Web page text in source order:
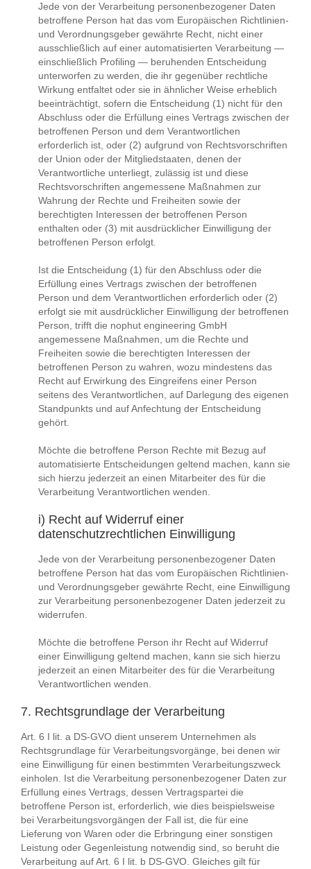
Jede von der Verarbeitung personenbezogener Daten
betroffene Person hat das vom Europäischen Richtlinien-
und Verordnungsgeber gewährte Recht, nicht einer
ausschließlich auf einer automatisierten Verarbeitung —
einschließlich Profiling — beruhenden Entscheidung
unterworfen zu werden, die ihr gegenüber rechtliche
Wirkung entfaltet oder sie in ähnlicher Weise erheblich
beeinträchtigt, sofern die Entscheidung (1) nicht für den
Abschluss oder die Erfüllung eines Vertrags zwischen der
betroffenen Person und dem Verantwortlichen
erforderlich ist, oder (2) aufgrund von Rechtsvorschriften
der Union oder der Mitgliedstaaten, denen der
Verantwortliche unterliegt, zulässig ist und diese
Rechtsvorschriften angemessene Maßnahmen zur
Wahrung der Rechte und Freiheiten sowie der
berechtigten Interessen der betroffenen Person
enthalten oder (3) mit ausdrücklicher Einwilligung der
betroffenen Person erfolgt.
Ist die Entscheidung (1) für den Abschluss oder die
Erfüllung eines Vertrags zwischen der betroffenen
Person und dem Verantwortlichen erforderlich oder (2)
erfolgt sie mit ausdrücklicher Einwilligung der betroffenen
Person, trifft die nophut engineering GmbH
angemessene Maßnahmen, um die Rechte und
Freiheiten sowie die berechtigten Interessen der
betroffenen Person zu wahren, wozu mindestens das
Recht auf Erwirkung des Eingreifens einer Person
seitens des Verantwortlichen, auf Darlegung des eigenen
Standpunkts und auf Anfechtung der Entscheidung
gehört.
Möchte die betroffene Person Rechte mit Bezug auf
automatisierte Entscheidungen geltend machen, kann sie
sich hierzu jederzeit an einen Mitarbeiter des für die
Verarbeitung Verantwortlichen wenden.
i) Recht auf Widerruf einer
datenschutzrechtlichen Einwilligung
Jede von der Verarbeitung personenbezogener Daten
betroffene Person hat das vom Europäischen Richtlinien-
und Verordnungsgeber gewährte Recht, eine Einwilligung
zur Verarbeitung personenbezogener Daten jederzeit zu
widerrufen.
Möchte die betroffene Person ihr Recht auf Widerruf
einer Einwilligung geltend machen, kann sie sich hierzu
jederzeit an einen Mitarbeiter des für die Verarbeitung
Verantwortlichen wenden.
7. Rechtsgrundlage der Verarbeitung
Art. 6 I lit. a DS-GVO dient unserem Unternehmen als
Rechtsgrundlage für Verarbeitungsvorgänge, bei denen wir
eine Einwilligung für einen bestimmten Verarbeitungszweck
einholen. Ist die Verarbeitung personenbezogener Daten zur
Erfüllung eines Vertrags, dessen Vertragspartei die
betroffene Person ist, erforderlich, wie dies beispielsweise
bei Verarbeitungsvorgängen der Fall ist, die für eine
Lieferung von Waren oder die Erbringung einer sonstigen
Leistung oder Gegenleistung notwendig sind, so beruht die
Verarbeitung auf Art. 6 I lit. b DS-GVO. Gleiches gilt für